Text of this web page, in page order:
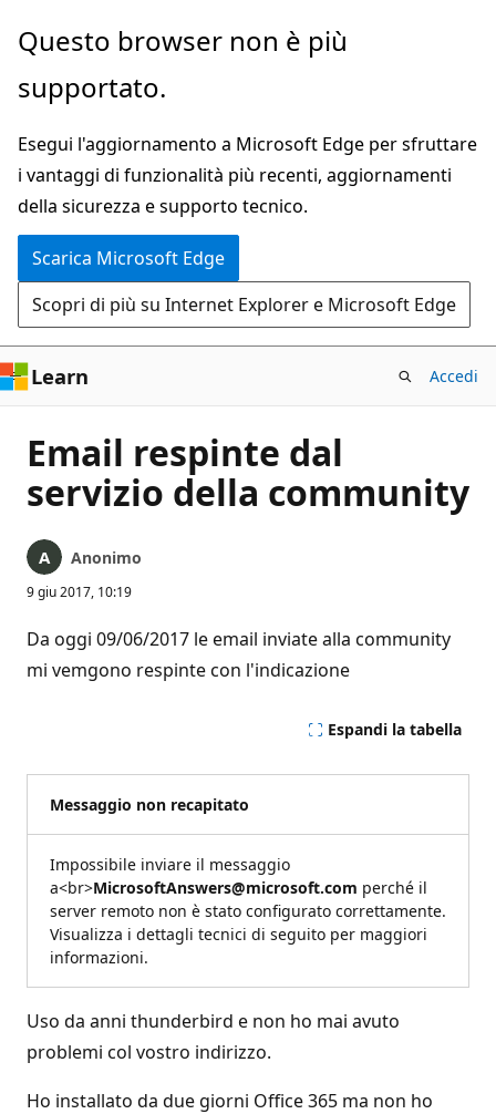
Ignora
passa
contenuto
principale
Questo browser non è più
supportato.
Esegui l'aggiornamento a Microsoft Edge per sfruttare
i vantaggi di funzionalità più recenti, aggiornamenti
della sicurezza e supporto tecnico.
Scarica Microsoft Edge
Scopri di più su Internet Explorer e Microsoft Edge
Learn Accedi
Email respinte dal
servizio della community
Anonimo
9 giu 2017, 10:19
Da oggi 09/06/2017 le email inviate alla community
mi vemgono respinte con l'indicazione
Espandi la tabella
Messaggio non recapitato
Impossibile inviare il messaggio
a<br>MicrosoftAnswers@microsoft.com perché il
server remoto non è stato configurato correttamente.
Visualizza i dettagli tecnici di seguito per maggiori
informazioni.
Uso da anni thunderbird e non ho mai avuto
problemi col vostro indirizzo.
Ho installato da due giorni Office 365 ma non ho